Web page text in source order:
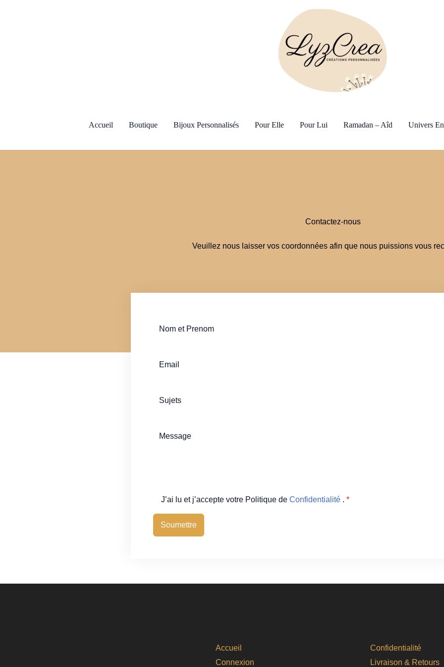
Accueil Boutique Bijoux Personnalisés Pour Elle Pour Lui Ramadan – Aîd Univers
Contactez-nous
Veuillez nous laisser vos coordonnées afin que nous puissions vous
J’ai lu et j’accepte votre Politique de Confidentialité. *
Soumettre
Accueil
Connexion
Confidentialité
Livraison & Retours